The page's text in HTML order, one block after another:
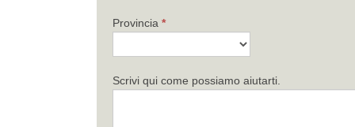
Provincia *
Scrivi qui come possiamo aiutarti.